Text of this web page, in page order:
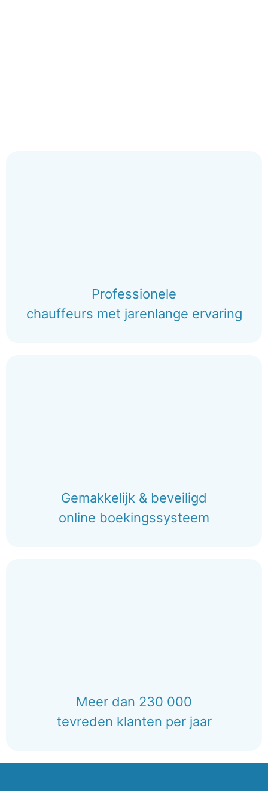
Professionele
chauffeurs met jarenlange ervaring
Gemakkelijk & beveiligd
online boekingssysteem
Meer dan 230 000
tevreden klanten per jaar